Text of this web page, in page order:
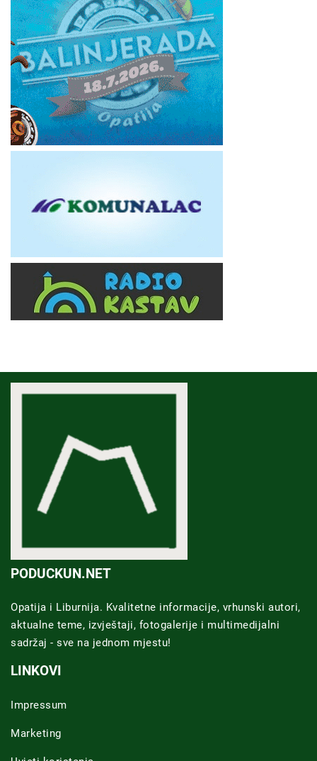
PODUCKUN.NET
Opatija i Liburnija. Kvalitetne informacije, vrhunski autori,
aktualne teme, izvještaji, fotogalerije i multimedijalni
sadržaj - sve na jednom mjestu!
LINKOVI
Impressum
Marketing